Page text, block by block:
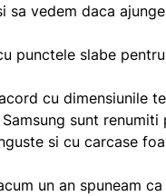
sa vedem daca
punctele slabe
cu dimensiunile
sunt
si cu carcase
un an spuneam